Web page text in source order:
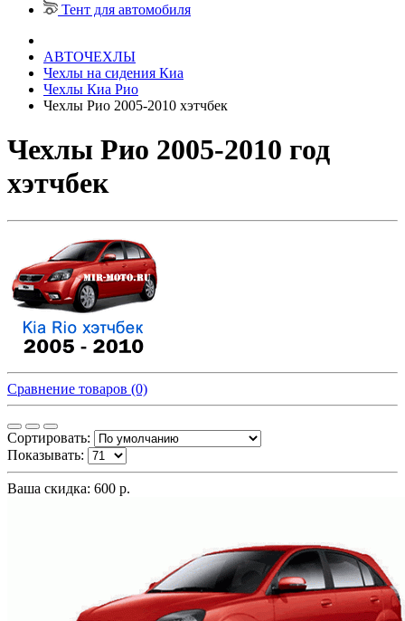
Тент для автомобиля
АВТОЧЕХЛЫ
Чехлы на сидения Киа
Чехлы Киа Рио
Чехлы Рио 2005-2010 хэтчбек
Чехлы Рио 2005-2010 год
хэтчбек
Сравнение товаров (0)
Сортировать:
Показывать:
Ваша скидка: 600 р.